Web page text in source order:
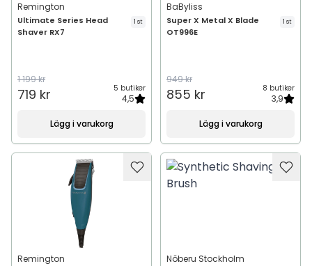
Remington
Ultimate Series Head
Shaver RX7
1 st
1 199 kr
719 kr 5 butiker
4,5
Lägg i varukorg
BaByliss
Super X Metal X Blade
OT996E
1 st
949 kr
855 kr 8 butiker
3,9
Lägg i varukorg
Remington Nõberu Stockholm